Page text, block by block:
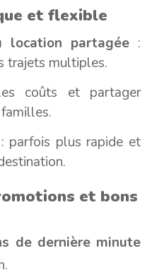
et flexible
location partagée :
trajets multiples.
coûts et partager
familles.
: parfois plus rapide et
et bons
de dernière minute